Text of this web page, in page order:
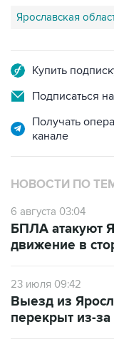
Ярославская
Купить
Подписаться
Получать
канале
НОВОСТИ ПО
6 августа 03:04
БПЛА атакуют
движение в
23 июля 09:42
Выезд из
перекрыт из-